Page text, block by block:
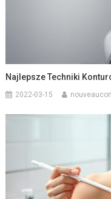
Najlepsze Techniki
2022-03-15